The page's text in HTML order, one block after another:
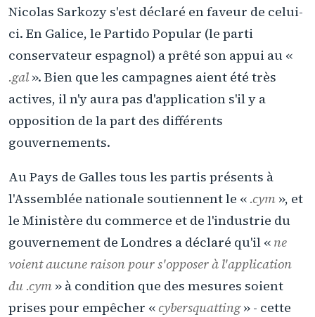
Nicolas Sarkozy s'est déclaré en faveur de celui-
ci. En Galice, le Partido Popular (le parti
conservateur espagnol) a prêté son appui au «
.gal ». Bien que les campagnes aient été très
actives, il n'y aura pas d'application s'il y a
opposition de la part des différents
gouvernements.
Au Pays de Galles tous les partis présents à
l'Assemblée nationale soutiennent le « .cym », et
le Ministère du commerce et de l'industrie du
gouvernement de Londres a déclaré qu'il « ne
voient aucune raison pour s'opposer à l'application
du .cym » à condition que des mesures soient
prises pour empêcher « cybersquatting» - cette